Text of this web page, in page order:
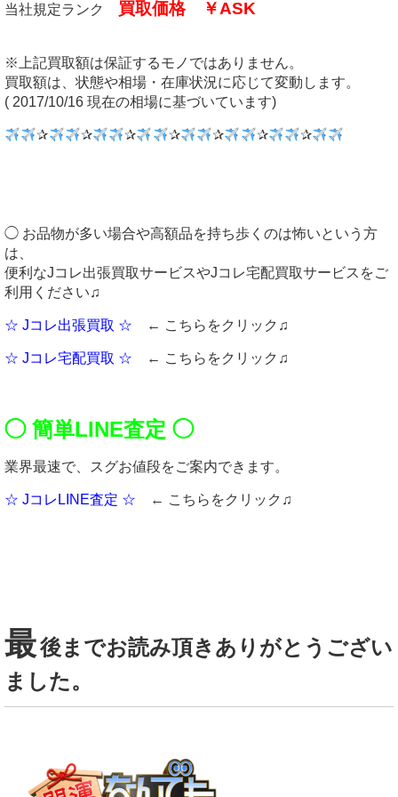
当社規定ランク 買取価格 ￥ASK
※上記買取額は保証するモノではありません。
買取額は、状態や相場・在庫状況に応じて変動します。
( 2017/10/16 現在の相場に基づいています)
✰ ✰ ✰ ✰ ✰ ✰ ✰
◯ お品物が多い場合や高額品を持ち歩くのは怖いという方
は、
便利なJコレ出張買取サービスやJコレ宅配買取サービスをご
利用ください♫
☆ Jコレ出張買取 ☆ ← こちらをクリック♫
☆ Jコレ宅配買取 ☆ ← こちらをクリック♫
◯ 簡単LINE査定 ◯
業界最速で、スグお値段をご案内できます。
☆ JコレLINE査定 ☆ ← こちらをクリック♫
最後までお読み頂きありがとうござい
ました。